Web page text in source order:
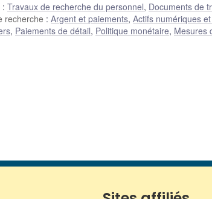
: Travaux de recherche du personnel, Documents de
recherche :Argent et paiements,Actifs numériques
, Paiements de détail, Politique monétaire, Mesures